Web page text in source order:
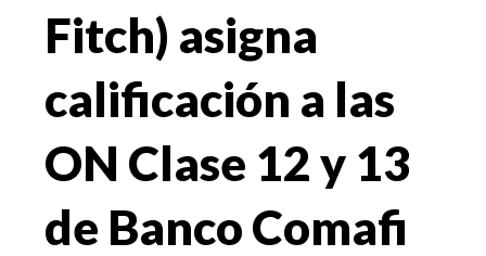
Fitch) asigna
calificación a las
ON Clase 12 y 13
de Banco Comafi